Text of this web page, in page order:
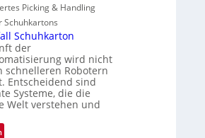
a
g
e
b
e
r
i
c
t
Picking & Handling
Schuhkartons
Schuhkarton
der
wird nicht
schnelleren Robotern
Entscheidend sind
Systeme, die die
Welt verstehen und
: